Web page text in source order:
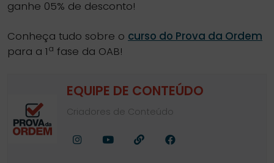
ganhe 05% de desconto!
Conheça tudo sobre o curso do Prova da Ordem
para a 1a fase da OAB!
EQUIPE DE CONTEÚDO
Criadores de Conteúdo
FacebookYoutubeSite Instagram